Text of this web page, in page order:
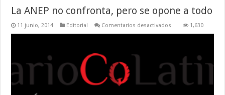
La ANEP no confronta, pero se opone a todo
11 junio, 2014 Editorial Comentarios desactivados
pero
se
todo
1,630